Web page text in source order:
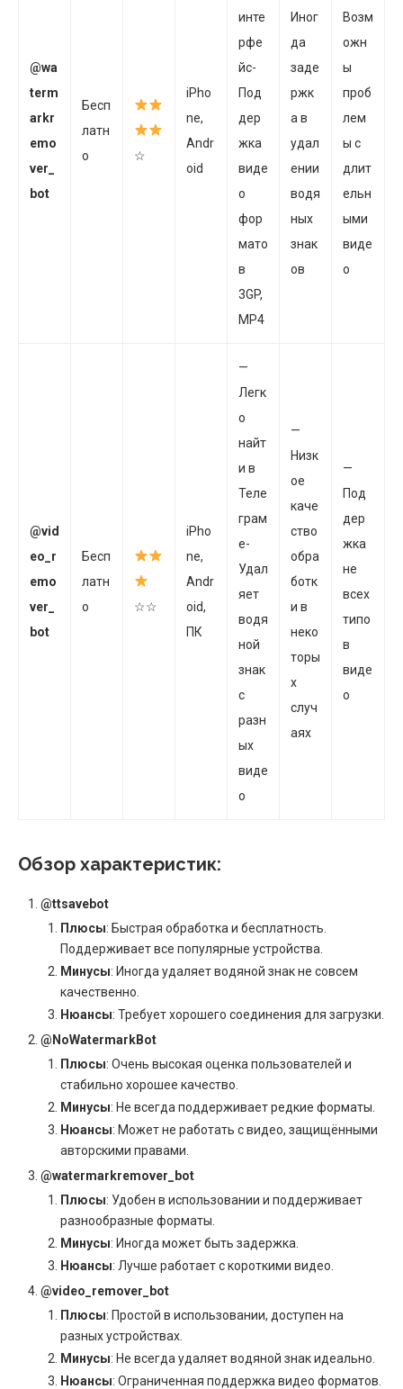
@wa
term
arkr
emo
ver_
bot
Бесп
латн
о
☆
iPho
ne,
Andr
oid
инте
рфе
йс-
Под
дер
жка
виде
о
фор
мато
в
3GP,
MP4
Иног
да
заде
ржк
а в
удал
ении
водя
ных
знак
ов
Возм
ожн
ы
проб
лем
ы с
длит
ельн
ыми
виде
о
@vid
eo_r
emo
ver_
bot
Бесп
латн
о
☆☆
iPho
ne,
Andr
oid,
ПК
—
Легк
о
найт
и в
Теле
грам
е-
Удал
яет
водя
ной
знак
с
разн
ых
виде
о
—
Низк
ое
каче
ство
обра
ботк
и в
неко
торы
х
случ
аях
—
Под
дер
жка
не
всех
типо
в
виде
о
Обзор характеристик:
@ttsavebot
Плюсы: Быстрая обработка и бесплатность.
Поддерживает все популярные устройства.
Минусы: Иногда удаляет водяной знак не совсем
качественно.
Нюансы: Требует хорошего соединения для загрузки.
@NoWatermarkBot
Плюсы: Очень высокая оценка пользователей и
стабильно хорошее качество.
Минусы: Не всегда поддерживает редкие форматы.
Нюансы: Может не работать с видео, защищёнными
авторскими правами.
@watermarkremover_bot
Плюсы: Удобен в использовании и поддерживает
разнообразные форматы.
Минусы: Иногда может быть задержка.
Нюансы: Лучше работает с короткими видео.
@video_remover_bot
Плюсы: Простой в использовании, доступен на
разных устройствах.
Минусы: Не всегда удаляет водяной знак идеально.
Нюансы: Ограниченная поддержка видео форматов.